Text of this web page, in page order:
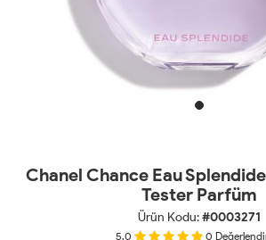
Chanel Chance Eau
Tester Parfüm
Ürün Kodu:#0003271
5.0 0